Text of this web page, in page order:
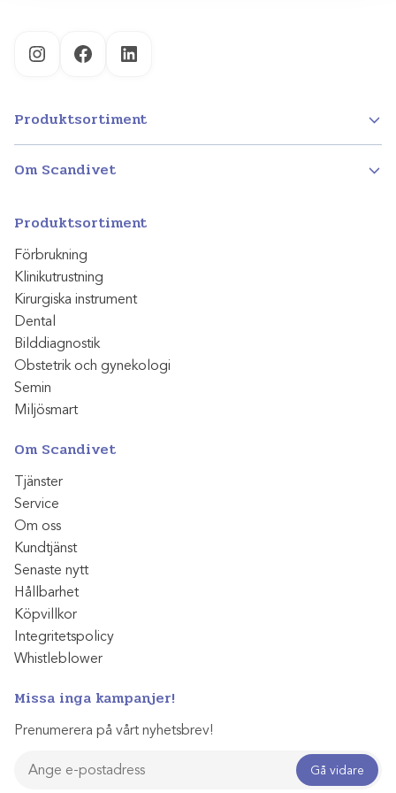
InstagramFacebookLinkedIn
Produktsortiment
Om Scandivet
Produktsortiment
Förbrukning
Klinikutrustning
Kirurgiska instrument
Dental
Bilddiagnostik
Obstetrik och gynekologi
Semin
Miljösmart
Om Scandivet
Tjänster
Service
Om oss
Kundtjänst
Senaste nytt
Hållbarhet
Köpvillkor
Integritetspolicy
Whistleblower
Missa inga kampanjer!
Prenumerera på vårt nyhetsbrev!
Gå vidare